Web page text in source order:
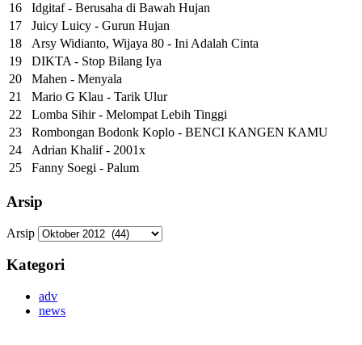
16
Idgitaf - Berusaha di Bawah Hujan
17
Juicy Luicy - Gurun Hujan
18
Arsy Widianto, Wijaya 80 - Ini Adalah Cinta
19
DIKTA - Stop Bilang Iya
20
Mahen - Menyala
21
Mario G Klau - Tarik Ulur
22
Lomba Sihir - Melompat Lebih Tinggi
23
Rombongan Bodonk Koplo - BENCI KANGEN KAMU
24
Adrian Khalif - 2001x
25
Fanny Soegi - Palum
Arsip
Arsip
Kategori
adv
news